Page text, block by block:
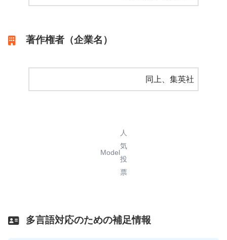
著作権者（企業名）
同上、集英社
Model
人
気
投
票
多言語対応のための補足情報